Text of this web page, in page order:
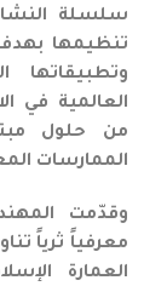
سلسلة
تنظيمها بهدف
وتطبيقاتها
العالمية في
من حلول
الممارسات
وقدّمت
معرفياً ثرياً
العمارة